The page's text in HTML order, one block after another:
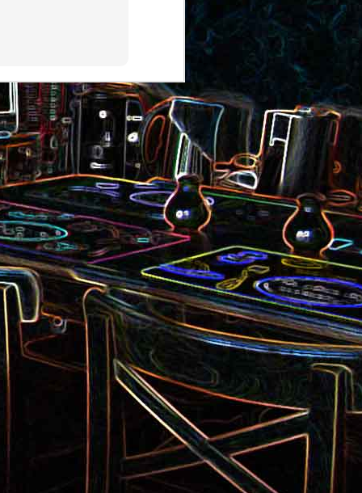
Quiche sans pâte au chorizo
et aux pommes de terre
poêle
Pizza aux pommes de terre et
aux tomates séchées